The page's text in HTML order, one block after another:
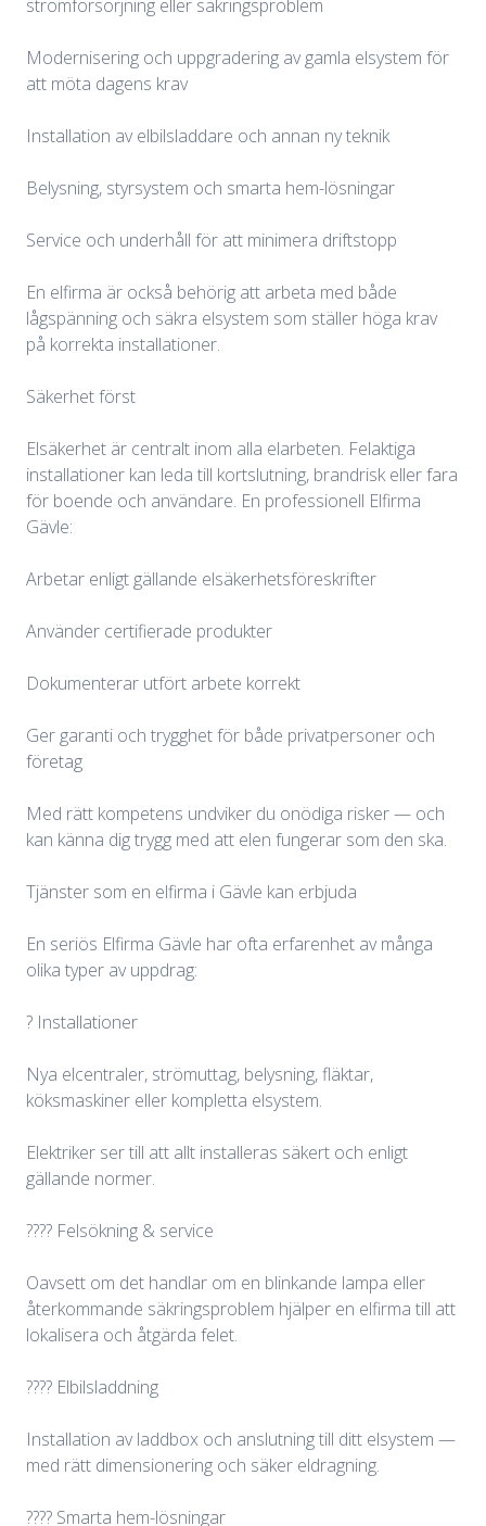
strömförsörjning eller säkringsproblem
Modernisering och uppgradering av gamla elsystem för
att möta dagens krav
Installation av elbilsladdare och annan ny teknik
Belysning, styrsystem och smarta hem-lösningar
Service och underhåll för att minimera driftstopp
En elfirma är också behörig att arbeta med både
lågspänning och säkra elsystem som ställer höga krav
på korrekta installationer.
Säkerhet först
Elsäkerhet är centralt inom alla elarbeten. Felaktiga
installationer kan leda till kortslutning, brandrisk eller fara
för boende och användare. En professionell Elfirma
Gävle:
Arbetar enligt gällande elsäkerhetsföreskrifter
Använder certifierade produkter
Dokumenterar utfört arbete korrekt
Ger garanti och trygghet för både privatpersoner och
företag
Med rätt kompetens undviker du onödiga risker — och
kan känna dig trygg med att elen fungerar som den ska.
Tjänster som en elfirma i Gävle kan erbjuda
En seriös Elfirma Gävle har ofta erfarenhet av många
olika typer av uppdrag:
? Installationer
Nya elcentraler, strömuttag, belysning, fläktar,
köksmaskiner eller kompletta elsystem.
Elektriker ser till att allt installeras säkert och enligt
gällande normer.
???? Felsökning & service
Oavsett om det handlar om en blinkande lampa eller
återkommande säkringsproblem hjälper en elfirma till att
lokalisera och åtgärda felet.
???? Elbilsladdning
Installation av laddbox och anslutning till ditt elsystem —
med rätt dimensionering och säker eldragning.
???? Smarta hem-lösningar